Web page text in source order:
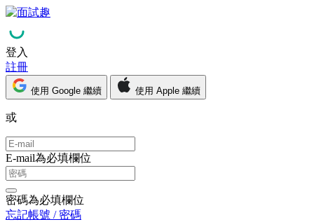
登入
註冊
使用 Google 繼續 使用 Apple 繼續
或
E-mail為必填欄位
密碼為必填欄位
忘記帳號 / 密碼